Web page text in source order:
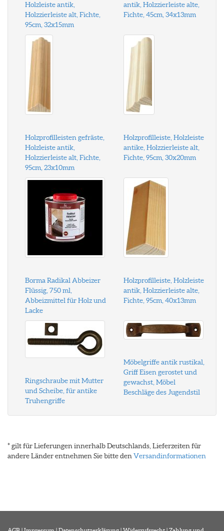
Holzleiste antik,
Holzzierleiste alt, Fichte,
95cm, 32x15mm
antik, Holzzierleiste alte,
Fichte, 45cm, 34x13mm
Holzprofilleisten gefräste,
Holzleiste antik,
Holzzierleiste alt, Fichte,
95cm, 23x10mm
Holzprofilleiste, Holzleiste
antike, Holzzierleiste alt,
Fichte, 95cm, 30x20mm
Borma Radikal Abbeizer
Flüssig, 750 ml,
Abbeizmittel für Holz und
Lacke
Holzprofilleiste, Holzleiste
antik, Holzzierleiste alte,
Fichte, 95cm, 40x13mm
Ringschraube mit Mutter
und Scheibe, für antike
Truhengriffe
Möbelgriffe antik rustikal,
Griff Eisen gerostet und
gewachst, Möbel
Beschläge des Jugendstil
* gilt für Lieferungen innerhalb Deutschlands, Lieferzeiten für
andere Länder entnehmen Sie bitte den Versandinformationen